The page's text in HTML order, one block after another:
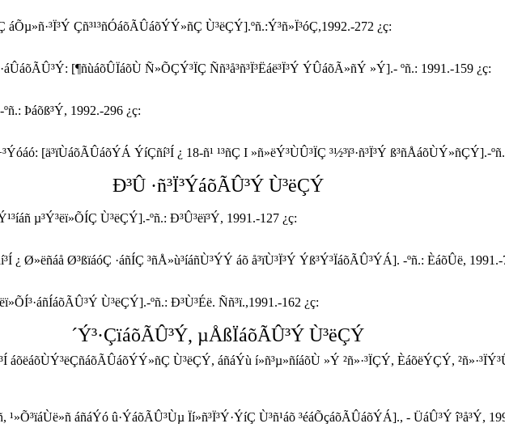
Çñ³¹³ñÓáõÃÛáõÝÝ»ñÇ Ù³ëÇÝ].ºñ.:Ý³ñ»Ï³óÇ,1992.-272 ¿ç:
[¶ñùáõÛÏáõÙ Ñ»ÕÇÝ³ÏÇ Ññ³å³ñ³Ï³Ëáë³Ï³Ý ÝÛáõÃ»ñÝ »Ý].- ºñ.: 1991.-159 ¿ç:
Þáõß³Ý, 1992.-296 ¿ç:
[ä³ïÙáõÃÛáõÝÁ ÝíÇñí³Í ¿ 18-ñ¹ ¹³ñÇ I »ñ»ëÝ³ÙÛ³ÏÇ ³½³ï³·ñ³Ï³Ý ß³ñÅáõÙÝ»ñÇÝ].-
Ð³Û ·ñ³Ï³ÝáõÃÛ³Ý Ù³ëÇÝ
µ³Ý³ëï»ÕÍÇ Ù³ëÇÝ].-ºñ.: Ð³Û³ëï³Ý, 1991.-127 ¿ç:
¿ Ø»ëñáå Ø³ßïáóÇ ·áñÍÇ ³ñÅ»ù³íáñÙ³ÝÝ áõ å³ïÙ³Ï³Ý Ýß³Ý³ÏáõÃÛ³ÝÁ]. -ºñ.: ÈáõÛë, 1991.-
Ù³ëÇÝ].-ºñ.: Ð³Ù³Éë. Ññ³ï.,1991.-162 ¿ç:
´Ý³·ÇïáõÃÛ³Ý, µÅßÏáõÃÛ³Ý Ù³ëÇÝ
áõëáõÙÝ³ëÇñáõÃÛáõÝÝ»ñÇ Ù³ëÇÝ, áñáÝù í»ñ³µ»ñíáõÙ »Ý ²ñ»·³ÏÇÝ, ÈáõëÝÇÝ,
áñáÝó û·ÝáõÃÛ³Ùµ Ïí»ñ³Ï³Ý·ÝíÇ Ù³ñ¹áõ ³éáÕçáõÃÛáõÝÁ]., - ÜáÛ³Ý î³å³Ý,